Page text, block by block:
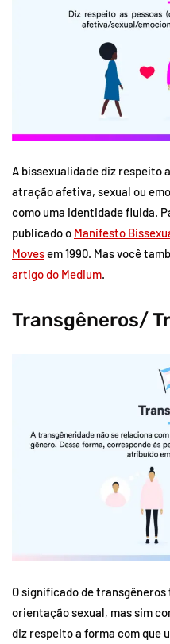
A bissexualidade diz respeito
atração afetiva, sexual ou
como uma identidade fluida.
publicado o Manifesto
Movesem 1990. Mas você
artigo do Medium.
Transgêneros/
O significado de
orientação sexual, mas sim
diz respeito a forma com que